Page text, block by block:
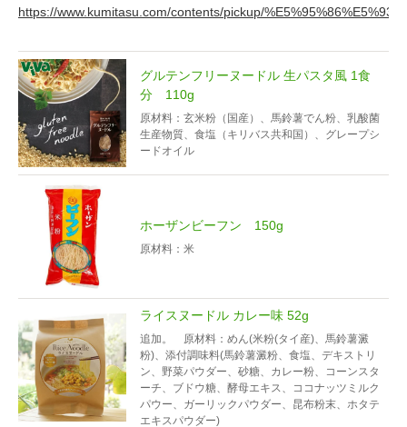
https://www.kumitasu.com/contents/pickup/
グルテンフリーヌードル 生パスタ風 1食
分 110g
原材料：玄米粉（国産）、馬鈴薯でん粉、乳酸菌
生産物質、食塩（キリバス共和国）、グレープシ
ードオイル
ホーザンビーフン 150g
原材料：米
ライスヌードル カレー味 52g
追加。 原材料：めん(米粉(タイ産)、馬鈴薯澱
粉)、添付調味料(馬鈴薯澱粉、食塩、デキストリ
ン、野菜パウダー、砂糖、カレー粉、コーンスタ
ーチ、ブドウ糖、酵母エキス、ココナッツミルク
パウー、ガーリックパウダー、昆布粉末、ホタテ
エキスパウダー)